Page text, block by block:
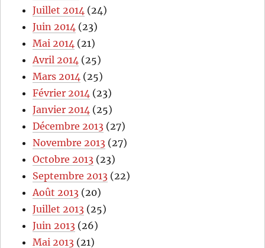
Juillet 2014 (24)
Juin 2014 (23)
Mai 2014 (21)
Avril 2014 (25)
Mars 2014 (25)
Février 2014 (23)
Janvier 2014 (25)
Décembre 2013 (27)
Novembre 2013 (27)
Octobre 2013 (23)
Septembre 2013 (22)
Août 2013 (20)
Juillet 2013 (25)
Juin 2013 (26)
Mai 2013 (21)